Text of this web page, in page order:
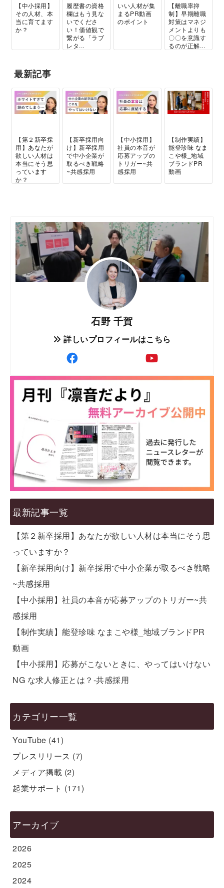
【中小採用】
その人材、本
当に育てます
か？
履歴書の資格
欄はもう見な
いでくださ
い！価値観で
繋がる「ラブ
レタ...
いい人材が集
まるPR動画
のポイント
【離職率抑
制】早期離職
対策はマネジ
メントよりも
〇〇を意識す
るのが正解...
最新記事
【第２新卒採
用】あなたが
欲しい人材は
本当にそう思
っています
か？
【新卒採用向
け】新卒採用
で中小企業が
取るべき戦略
~共感採用
【中小採用】
社員の本音が
応募アップの
トリガー~共
感採用
【制作実績】
能登珍味 なま
こや様_地域
ブランドPR
動画
石野 千賀
詳しいプロフィールはこちら
最新記事一覧
【第２新卒採用】あなたが欲しい人材は本当にそう思
っていますか？
【新卒採用向け】新卒採用で中小企業が取るべき戦略
~共感採用
【中小採用】社員の本音が応募アップのトリガー~共
感採用
【制作実績】能登珍味 なまこや様_地域ブランドPR
動画
【中小採用】応募がこないときに、やってはいけない
NG な求人修正とは？-共感採用
カテゴリー一覧
YouTube (41)
プレスリリース (7)
メディア掲載 (2)
起業サポート (171)
アーカイブ
2026
2025
2024